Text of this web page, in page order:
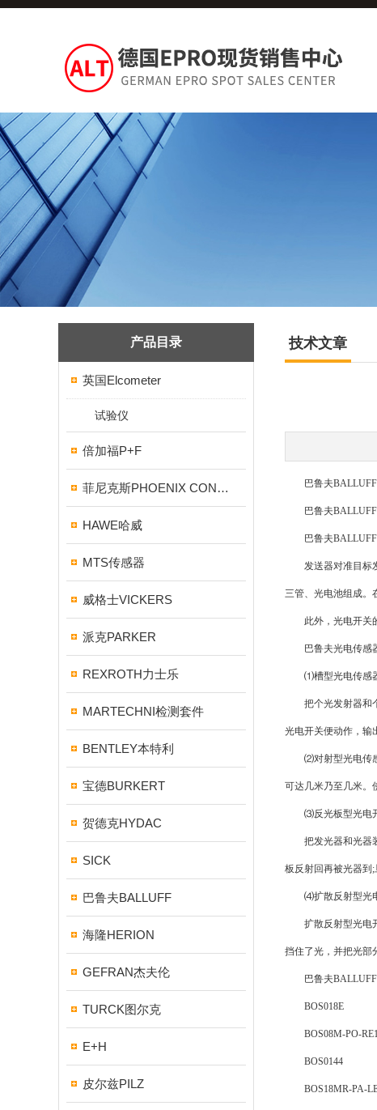
产品目录
英国Elcometer
试验仪
倍加福P+F
菲尼克斯PHOENIX CONTACT
HAWE哈威
MTS传感器
威格士VICKERS
派克PARKER
REXROTH力士乐
MARTECHNI检测套件
BENTLEY本特利
宝德BURKERT
贺德克HYDAC
SICK
巴鲁夫BALLUFF
海隆HERION
GEFRAN杰夫伦
TURCK图尔克
E+H
皮尔兹PILZ
技术文章
巴鲁夫BALLUFF
巴鲁夫BALLUFF
巴鲁夫BALLUFF
发送器对准目标发
三管、光电池组成。
此外，光电开关的
巴鲁夫光电传感
⑴槽型光电传感
把个光发射器和个
光电开关便动作，输
⑵对射型光电传感
可达几米乃至几米。
⑶反光板型光电
把发光器和光器装
板反射回再被光器到
⑷扩散反射型光
扩散反射型光电开
挡住了光，并把光部
巴鲁夫BALLUFF
BOS018E
BOS08M-PO-
BOS0144
BOS18MR-PA-